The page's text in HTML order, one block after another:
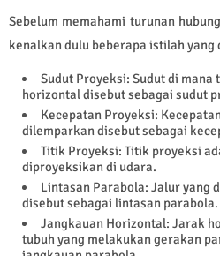
Sebelum memahami turunan
kenalkan dulu beberapa istilah
Sudut Proyeksi: Sudut di
horizontal disebut sebagai sudut
Kecepatan Proyeksi:
dilemparkan disebut sebagai
Titik Proyeksi: Titik proyeksi
diproyeksikan di udara.
Lintasan Parabola: Jalur yang
disebut sebagai lintasan parabola.
Jangkauan Horizontal: Jarak
tubuh yang melakukan gerakan